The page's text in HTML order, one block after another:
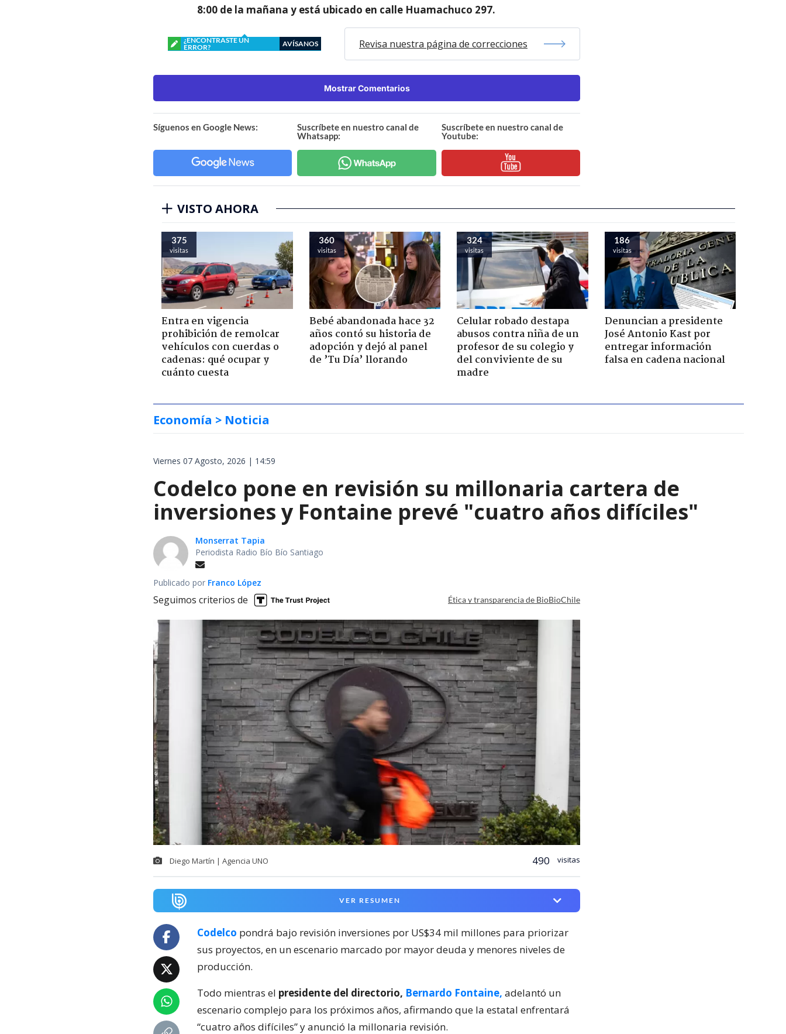
8:00 de la mañana y está ubicado en calle Huamachuco 297.
¿ENCONTRASTE UN
ERROR?
AVÍSANOS Revisa nuestra página de correcciones
Mostrar Comentarios
Síguenos en Google News:
Suscríbete en nuestro canal de
Whatsapp:
Suscríbete en nuestro canal de
Youtube:
VISTO AHORA
375
visitas
Entra en vigencia
prohibición de remolcar
vehículos con cuerdas o
cadenas: qué ocupar y
cuánto cuesta
360
visitas
Bebé abandonada hace 32
años contó su historia de
adopción y dejó al panel
de ’Tu Día’ llorando
324
visitas
Celular robado destapa
abusos contra niña de un
profesor de su colegio y
del conviviente de su
madre
186
visitas
Denuncian a presidente
José Antonio Kast por
entregar información
falsa en cadena nacional
Economía > Noticia
Viernes 07 Agosto, 2026 | 14:59
Codelco pone en revisión su millonaria cartera de
inversiones y Fontaine prevé "cuatro años difíciles"
Monserrat Tapia
Periodista Radio Bío Bío Santiago
Publicado por Franco López
Seguimos criterios de Ética y transparencia de BioBioChile
Diego Martín | Agencia UNO 490 visitas
VER RESUMEN
Codelco pondrá bajo revisión inversiones por US$34 mil millones para priorizar
sus proyectos, en un escenario marcado por mayor deuda y menores niveles de
producción.
Todo mientras el presidente del directorio, Bernardo Fontaine, adelantó un
escenario complejo para los próximos años, afirmando que la estatal enfrentará
“cuatro años difíciles” y anunció la millonaria revisión.